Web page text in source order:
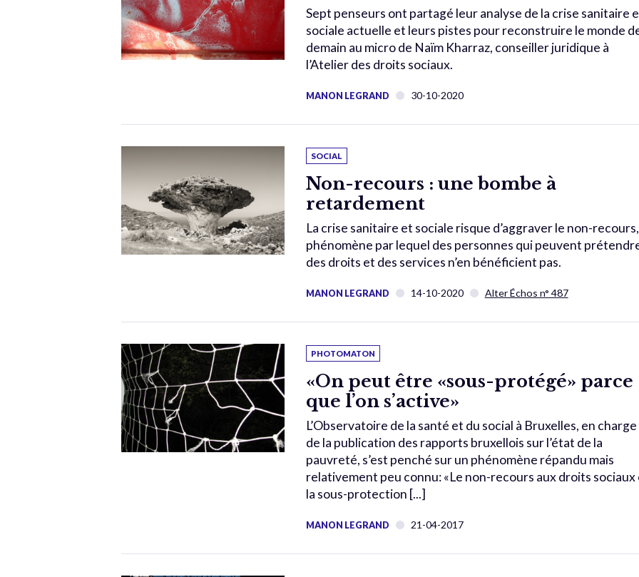
Sept penseurs ont partagé leur analyse de la crise sanitaire
sociale actuelle et leurs pistes pour reconstruire le monde
demain au micro de Naïm Kharraz, conseiller juridique à
l’Atelier des droits sociaux.
MANON LEGRAND 30-10-2020
SOCIAL
Non-recours : une bombe à
retardement
La crise sanitaire et sociale risque d’aggraver le non-recours,
phénomène par lequel des personnes qui peuvent
des droits et des services n’en bénéficient pas.
MANON LEGRAND 14-10-2020 Alter Échos n° 487
PHOTOMATON
«On peut être «sous-protégé» parce
que l’on s’active»
L’Observatoire de la santé et du social à Bruxelles, en charge
de la publication des rapports bruxellois sur l’état de la
pauvreté, s’est penché sur un phénomène répandu mais
relativement peu connu: «Le non-recours aux droits sociaux
la sous-protection [...]
MANON LEGRAND 21-04-2017